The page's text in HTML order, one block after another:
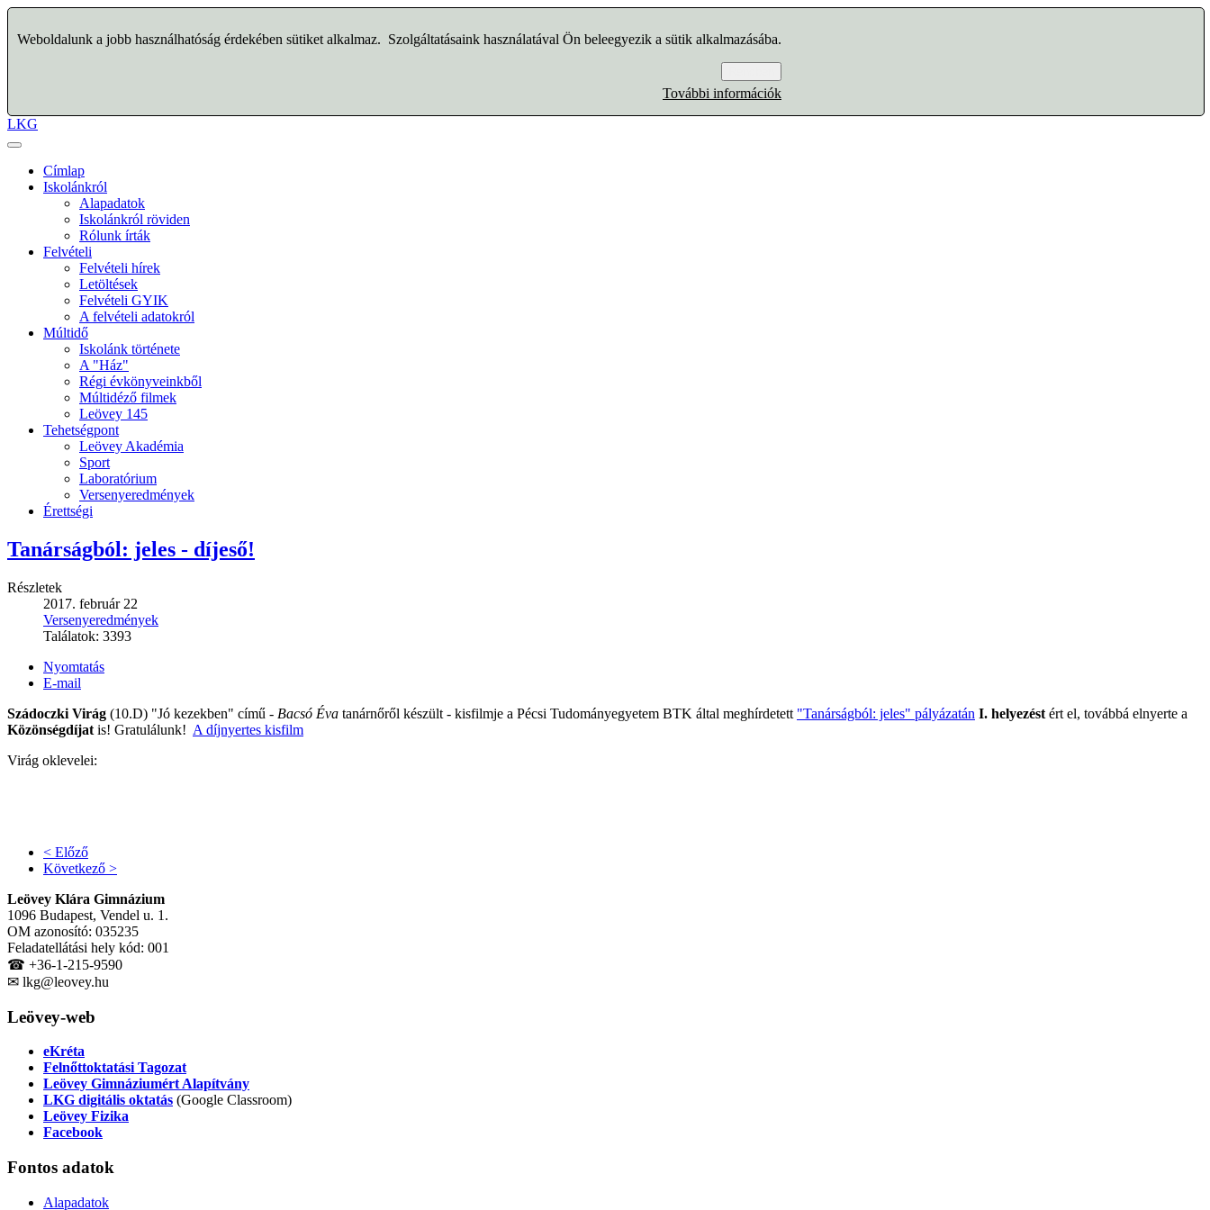
Weboldalunk a jobb használhatóság érdekében sütiket alkalmaz. Szolgáltatásaink használatával Ön beleegyezik a sütik alkalmazásába.
További információk
LKG
Címlap
Iskolánkról
Alapadatok
Iskolánkról röviden
Rólunk írták
Felvételi
Felvételi hírek
Letöltések
Felvételi GYIK
A felvételi adatokról
Múltidő
Iskolánk története
A "Ház"
Régi évkönyveinkből
Múltidéző filmek
Leövey 145
Tehetségpont
Leövey Akadémia
Sport
Laboratórium
Versenyeredmények
Érettségi
Tanárságból: jeles - díjeső!
Részletek
2017. február 22
Versenyeredmények
Találatok: 3393
Nyomtatás
E-mail
Szádoczki Virág (10.D) "Jó kezekben" című - Bacsó Éva tanárnőről készült - kisfilmje a Pécsi Tudományegyetem BTK által meghírdetett "Tanárságból: jeles" pályázatán I. helyezést ért el, továbbá elnyerte a
Közönségdíjat is! Gratulálunk! A díjnyertes kisfilm
Virág oklevelei:
< Előző
Következő >
Leövey Klára Gimnázium
1096 Budapest, Vendel u. 1.
OM azonosító: 035235
Feladatellátási hely kód: 001
☎ +36-1-215-9590
✉ lkg@leovey.hu
Leövey-web
eKréta
Felnőttoktatási Tagozat
Leövey Gimnáziumért Alapítvány
LKG digitális oktatás (Google Classroom)
Leövey Fizika
Facebook
Fontos adatok
Alapadatok